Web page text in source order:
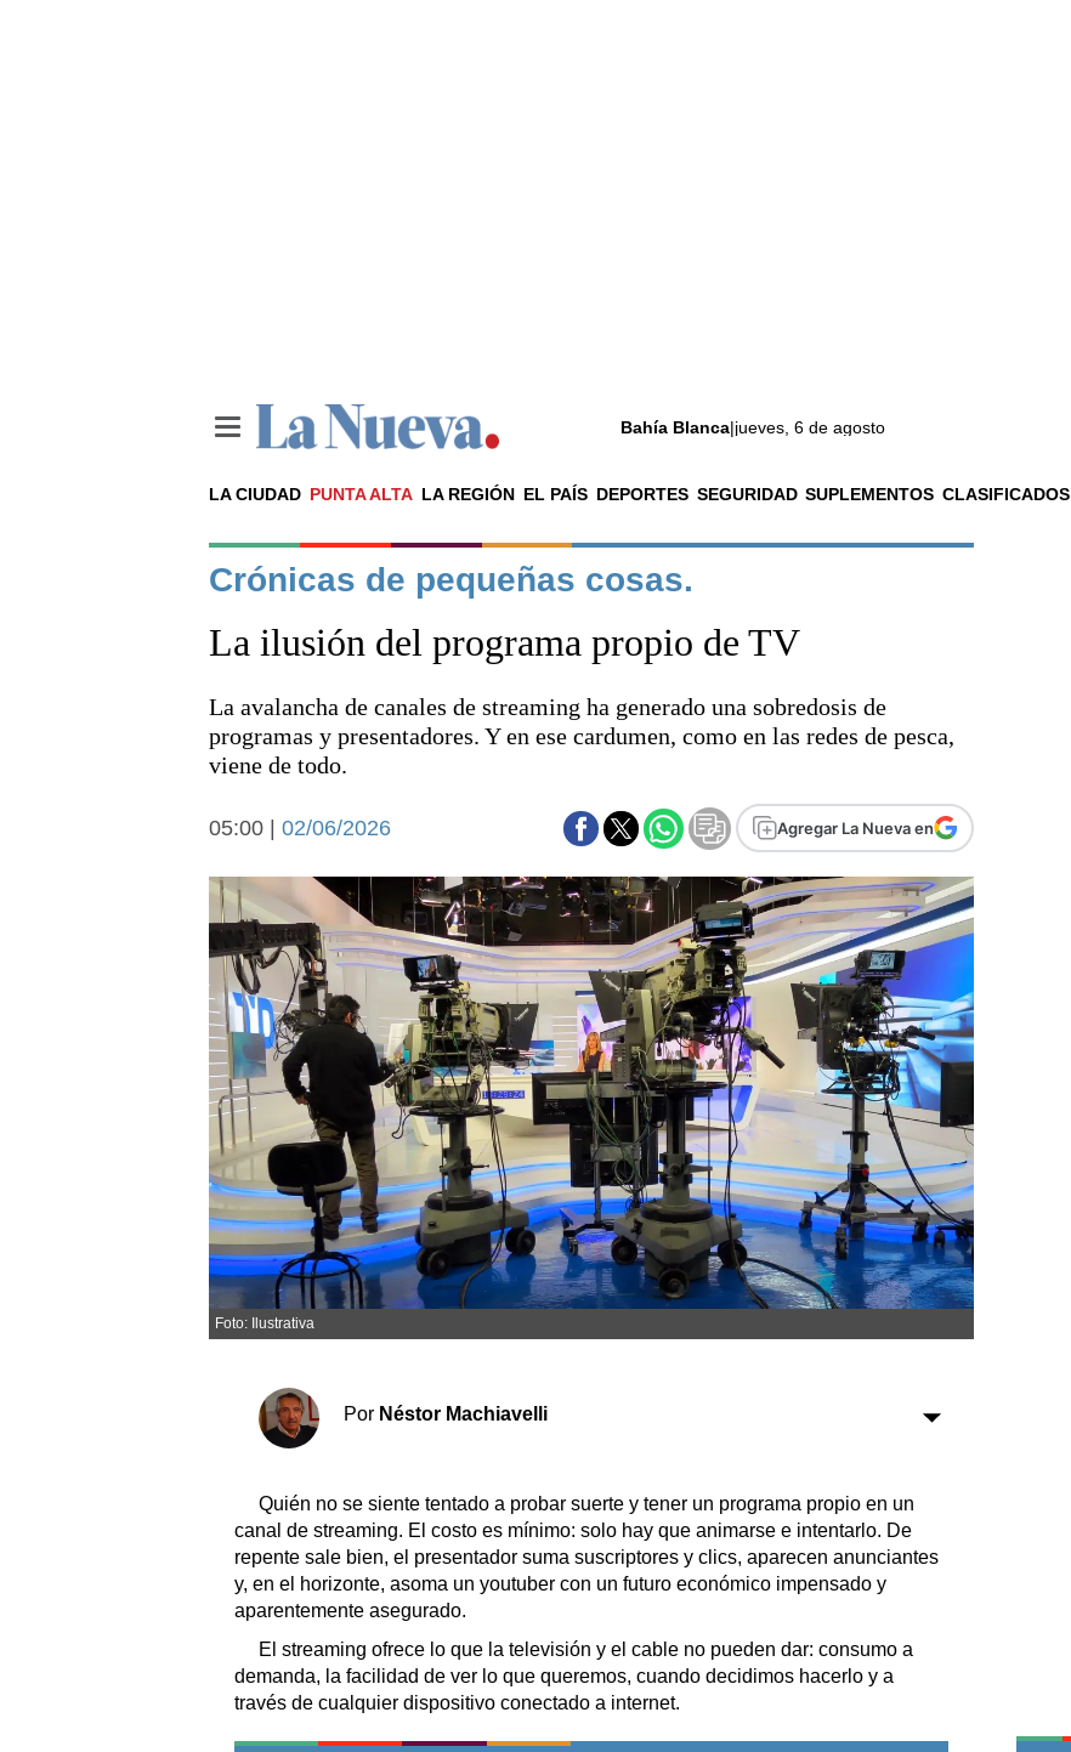
Bahía Blanca|jueves, 6 de agosto
LA CIUDAD PUNTA ALTA LA REGIÓN EL PAÍS DEPORTES SEGURIDAD SUPLEMENTOS CLASIFICADOS
Noticias
La ciudad
Punta Alta
El país
Seguridad
Opinión
Deportes
Básquetbol
Federal A
Arte y cultura
Aplausos
Cines
Economía y campo
Economía y finanzas
Con el campo
Espacio empresas
Sociedad y tiempo libre
Sociedad
Tecnología
Turismo
Salud
Es viral
El tiempo
Fúnebres
Clasificados
Suplementos
Servicios
Loterías
Datos Útiles
Fúnebres
Teléfonos de urgencia
Crónicas de pequeñas cosas.
La ilusión del programa propio de TV
La avalancha de canales de streaming ha generado una sobredosis de
programas y presentadores. Y en ese cardumen, como en las redes de pesca,
viene de todo.
Agregar La Nueva en
05:00 | 02/06/2026
Foto: Ilustrativa
Por Néstor Machiavelli
Quién no se siente tentado a probar suerte y tener un programa propio en un
canal de streaming. El costo es mínimo: solo hay que animarse e intentarlo. De
repente sale bien, el presentador suma suscriptores y clics, aparecen anunciantes
y, en el horizonte, asoma un youtuber con un futuro económico impensado y
aparentemente asegurado.
El streaming ofrece lo que la televisión y el cable no pueden dar: consumo a
demanda, la facilidad de ver lo que queremos, cuando decidimos hacerlo y a
través de cualquier dispositivo conectado a internet.